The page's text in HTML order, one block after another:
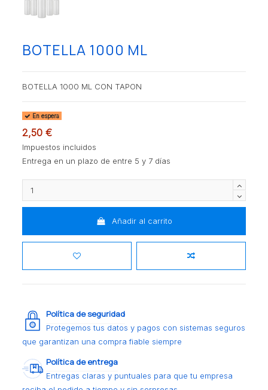
BOTELLA 1000 ML
BOTELLA 1000 ML CON TAPON
En espera
2,50 €
Impuestos incluidos
Entrega en un plazo de entre 5 y 7 días
Añadir al carrito
Política de seguridad
Protegemos tus datos y pagos con sistemas seguros
que garantizan una compra fiable siempre
Política de entrega
Entregas claras y puntuales para que tu empresa